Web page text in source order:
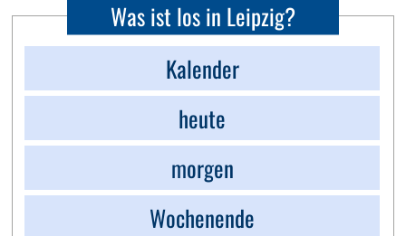
Was ist los in Leipzig?
Kalender
heute
morgen
Wochenende